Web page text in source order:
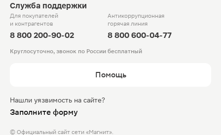
Служба поддержки
Для покупателей
и контрагентов
8 800 200-90-02
Антикоррупционная
горячая линия
8 800 600-04-77
Круглосуточно, звонок по России бесплатный
Помощь
Нашли уязвимость на сайте?
Заполните форму
© Официальный сайт сети «Магнит».